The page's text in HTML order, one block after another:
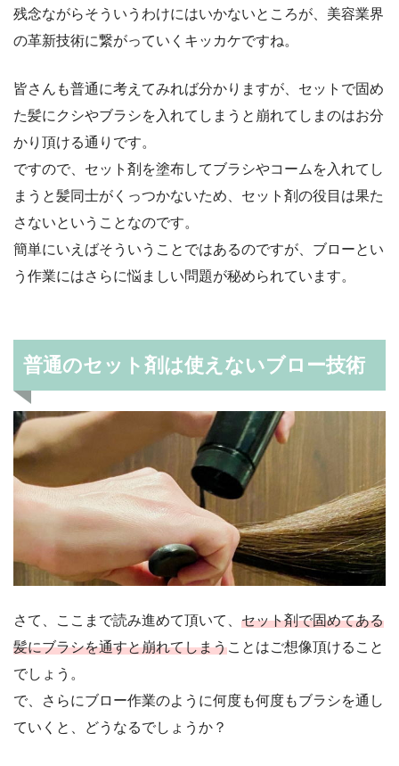
残念ながらそういうわけにはいかないところが、美容業界
の革新技術に繋がっていくキッカケですね。
皆さんも普通に考えてみれば分かりますが、セットで固め
た髪にクシやブラシを入れてしまうと崩れてしまのはお分
かり頂ける通りです。
ですので、セット剤を塗布してブラシやコームを入れてし
まうと髪同士がくっつかないため、セット剤の役目は果た
さないということなのです。
簡単にいえばそういうことではあるのですが、ブローとい
う作業にはさらに悩ましい問題が秘められています。
普通のセット剤は使えないブロー技術
さて、ここまで読み進めて頂いて、 セット剤で固めてある
髪にブラシを通すと崩れてしまうことはご想像頂けること
でしょう。
で、さらにブロー作業のように何度も何度もブラシを通し
ていくと、どうなるでしょうか？